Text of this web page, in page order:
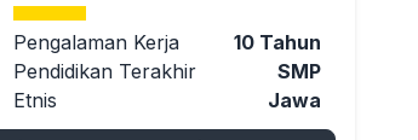
Pengalaman Kerja 10 Tahun
Pendidikan Terakhir
SMP
Etnis
Jawa